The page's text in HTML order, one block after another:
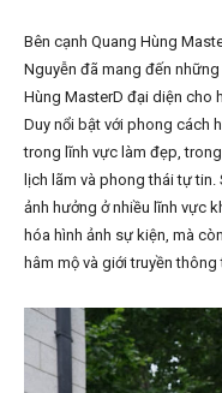
Bên cạnh Quang Hùng
Nguyễn đã mang đến
Hùng MasterD đại diện cho
Duy nổi bật với phong cách
trong lĩnh vực làm đẹp,
lịch lãm và phong thái tự
ảnh hưởng ở nhiều lĩnh vực
hóa hình ảnh sự kiện, mà
hâm mộ và giới truyền